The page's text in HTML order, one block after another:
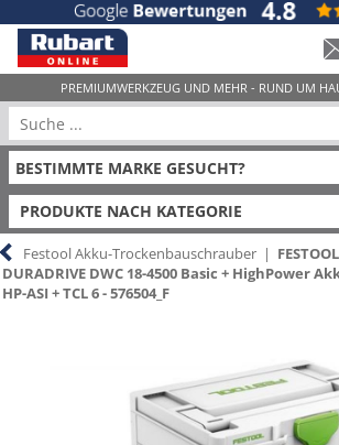
PRODUKTE NACH KATEGORIE
Festool Akku-Trockenbauschrauber |
DURADRIVE DWC 18-4500 Basic + HighPower
HP-ASI + TCL 6 - 576504_F